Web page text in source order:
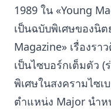
1989 ใน «Young
เป็นฉบับพิเศษของนิต
Magazine» เรื่องร
เป็นไซบอร์กเต็มตัว
พิเศษในสงครามไซเ
ตำแหน่ง Major นำห